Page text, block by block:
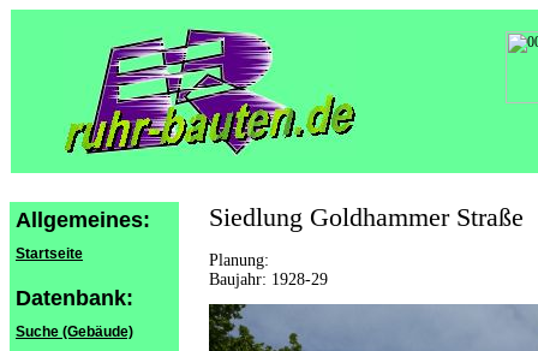
Allgemeines:
Startseite
Datenbank:
Suche (Gebäude)
Siedlung Goldhammer Straße
Planung:
Baujahr: 1928-29